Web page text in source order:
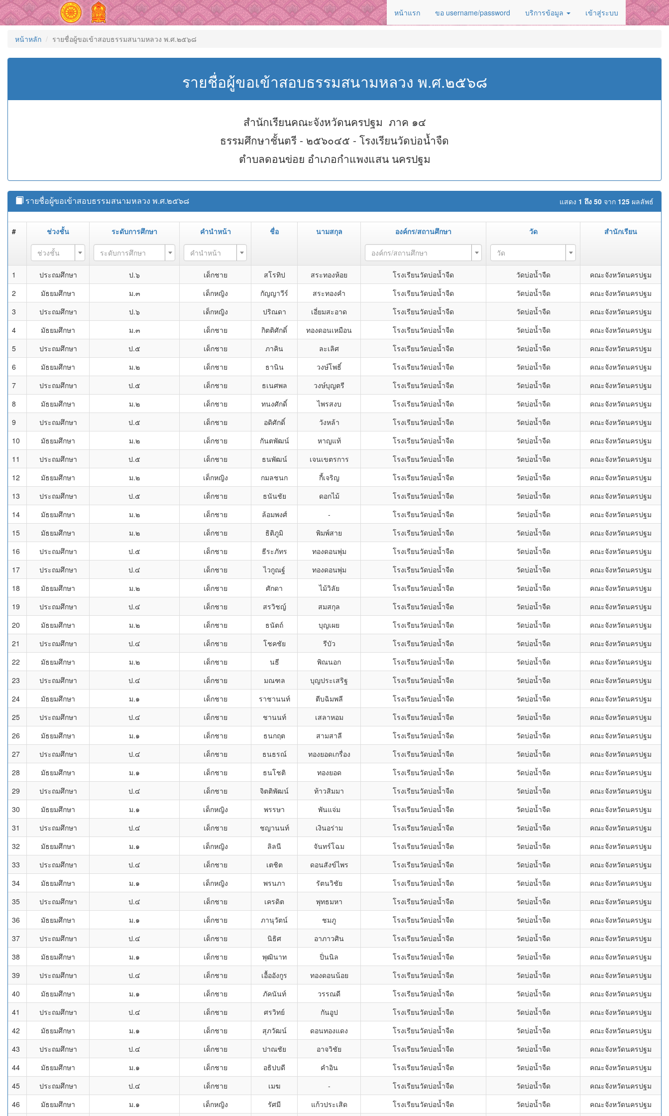
หน้าแรก ขอ username/password บริการข้อมูล เข้าสู่ระบบ
หน้าหลัก รายชื่อผู้ขอเข้าสอบธรรมสนามหลวง พ.ศ.๒๕๖๘
รายชื่อผู้ขอเข้าสอบธรรมสนามหลวง พ.ศ.๒๕๖๘
สำนักเรียนคณะจังหวัดนครปฐม ภาค ๑๔
ธรรมศึกษาชั้นตรี - ๒๕๖๐๔๕ - โรงเรียนวัดบ่อน้ำจืด
ตำบลดอนข่อย อำเภอกำแพงแสน นครปฐม
แสดง 1 ถึง 50 จาก 125 ผลลัพธ์
รายชื่อผู้ขอเข้าสอบธรรมสนามหลวง พ.ศ.๒๕๖๘
# ช่วงชั้น ระดับการศึกษา คำนำหน้า ชื่อ นามสกุล องค์กร/สถานศึกษา วัด สำนักเรียน
ช่วงชั้น ระดับการศึกษา คำนำหน้า องค์กร/สถานศึกษา วัด
1 ประถมศึกษา ป.๖ เด็กชาย สโรทิป สระทองห้อย โรงเรียนวัดบ่อน้ำจืด วัดบ่อน้ำจืด
คณะจังหวัดนครปฐม
2
มัธยมศึกษา ม.๓ เด็กหญิง กัญญาวีร์ สระทองคำ โรงเรียนวัดบ่อน้ำจืด วัดบ่อน้ำจืด
คณะจังหวัดนครปฐม
3
ประถมศึกษา ป.๖ เด็กหญิง ปริณดา เอี่ยมสะอาด โรงเรียนวัดบ่อน้ำจืด วัดบ่อน้ำจืด
คณะจังหวัดนครปฐม
4
มัธยมศึกษา ม.๓ เด็กชาย กิตติศักดิ์ ทองดอนเหมือน โรงเรียนวัดบ่อน้ำจืด วัดบ่อน้ำจืด
คณะจังหวัดนครปฐม
5
ประถมศึกษา ป.๕ เด็กชาย ภาคิน ละเลิศ โรงเรียนวัดบ่อน้ำจืด วัดบ่อน้ำจืด
คณะจังหวัดนครปฐม
6
มัธยมศึกษา ม.๒ เด็กชาย ธานิน วงษ์โพธิ์ โรงเรียนวัดบ่อน้ำจืด วัดบ่อน้ำจืด
คณะจังหวัดนครปฐม
7
ประถมศึกษา ป.๕ เด็กชาย ธเนศพล วงษ์บุญตรี โรงเรียนวัดบ่อน้ำจืด วัดบ่อน้ำจืด
คณะจังหวัดนครปฐม
8
มัธยมศึกษา ม.๒ เด็กชาย ทนงศักดิ์ ไพรสงบ โรงเรียนวัดบ่อน้ำจืด วัดบ่อน้ำจืด
คณะจังหวัดนครปฐม
9
ประถมศึกษา ป.๕ เด็กชาย อดิศักดิ์ วังหล้า โรงเรียนวัดบ่อน้ำจืด วัดบ่อน้ำจืด
คณะจังหวัดนครปฐม
10
มัธยมศึกษา ม.๒ เด็กชาย กันตพัฒน์ หาญแท้ โรงเรียนวัดบ่อน้ำจืด วัดบ่อน้ำจืด
คณะจังหวัดนครปฐม
11
ประถมศึกษา ป.๕ เด็กชาย ธนพัฒน์ เจนเขตรการ โรงเรียนวัดบ่อน้ำจืด วัดบ่อน้ำจืด
คณะจังหวัดนครปฐม
12
มัธยมศึกษา ม.๒ เด็กหญิง กมลชนก กี้เจริญ โรงเรียนวัดบ่อน้ำจืด วัดบ่อน้ำจืด
คณะจังหวัดนครปฐม
13
ประถมศึกษา ป.๕ เด็กชาย ธนันชัย ดอกไม้ โรงเรียนวัดบ่อน้ำจืด วัดบ่อน้ำจืด
คณะจังหวัดนครปฐม
14
มัธยมศึกษา ม.๒ เด็กชาย ล้อมพงศ์ - โรงเรียนวัดบ่อน้ำจืด วัดบ่อน้ำจืด
คณะจังหวัดนครปฐม
15
มัธยมศึกษา ม.๒ เด็กชาย ธิติภูมิ พิมพ์สาย โรงเรียนวัดบ่อน้ำจืด วัดบ่อน้ำจืด
คณะจังหวัดนครปฐม
16
ประถมศึกษา ป.๕ เด็กชาย ธีระภัทร ทองดอนพุ่ม โรงเรียนวัดบ่อน้ำจืด วัดบ่อน้ำจืด
คณะจังหวัดนครปฐม
17
ประถมศึกษา ป.๔ เด็กชาย ไวกูณฐ์ ทองดอนพุ่ม โรงเรียนวัดบ่อน้ำจืด วัดบ่อน้ำจืด
คณะจังหวัดนครปฐม
18
มัธยมศึกษา ม.๒ เด็กชาย ศักดา ไม้วิลัย โรงเรียนวัดบ่อน้ำจืด วัดบ่อน้ำจืด
คณะจังหวัดนครปฐม
19
ประถมศึกษา ป.๔ เด็กชาย สรวิชญ์ สมสกุล โรงเรียนวัดบ่อน้ำจืด วัดบ่อน้ำจืด
คณะจังหวัดนครปฐม
20
มัธยมศึกษา ม.๒ เด็กชาย ธนัตถ์ บุญเผย โรงเรียนวัดบ่อน้ำจืด วัดบ่อน้ำจืด
คณะจังหวัดนครปฐม
21
ประถมศึกษา ป.๔ เด็กชาย โชคชัย รีบัว โรงเรียนวัดบ่อน้ำจืด วัดบ่อน้ำจืด
คณะจังหวัดนครปฐม
22
มัธยมศึกษา ม.๒ เด็กชาย นธี พิณนอก โรงเรียนวัดบ่อน้ำจืด วัดบ่อน้ำจืด
คณะจังหวัดนครปฐม
23
ประถมศึกษา ป.๔ เด็กชาย มณฑล บุญประเสริฐ โรงเรียนวัดบ่อน้ำจืด วัดบ่อน้ำจืด
คณะจังหวัดนครปฐม
24
มัธยมศึกษา ม.๑ เด็กชาย ราชานนท์ ตีบฉิมพลี โรงเรียนวัดบ่อน้ำจืด วัดบ่อน้ำจืด
คณะจังหวัดนครปฐม
25
ประถมศึกษา ป.๔ เด็กชาย ชานนท์ เสลาหอม โรงเรียนวัดบ่อน้ำจืด วัดบ่อน้ำจืด
คณะจังหวัดนครปฐม
26
มัธยมศึกษา ม.๑ เด็กชาย ธนกฤต สามสาลี โรงเรียนวัดบ่อน้ำจืด วัดบ่อน้ำจืด
คณะจังหวัดนครปฐม
27
ประถมศึกษา ป.๔ เด็กชาย ธนธรณ์ ทองยอดเกรื่อง โรงเรียนวัดบ่อน้ำจืด วัดบ่อน้ำจืด
คณะจังหวัดนครปฐม
28
มัธยมศึกษา ม.๑ เด็กชาย ธนโชติ ทองยอด โรงเรียนวัดบ่อน้ำจืด วัดบ่อน้ำจืด
คณะจังหวัดนครปฐม
29
ประถมศึกษา ป.๔ เด็กชาย จิตติพัฒน์ ท้าวสิมมา โรงเรียนวัดบ่อน้ำจืด วัดบ่อน้ำจืด
คณะจังหวัดนครปฐม
30
มัธยมศึกษา ม.๑ เด็กหญิง พรรษา พันแจ่ม โรงเรียนวัดบ่อน้ำจืด วัดบ่อน้ำจืด
คณะจังหวัดนครปฐม
31
ประถมศึกษา ป.๔ เด็กชาย ชญานนท์ เงินอร่าม โรงเรียนวัดบ่อน้ำจืด วัดบ่อน้ำจืด
คณะจังหวัดนครปฐม
32
มัธยมศึกษา ม.๑ เด็กหญิง ลิลนี จันทร์โฉม โรงเรียนวัดบ่อน้ำจืด วัดบ่อน้ำจืด
คณะจังหวัดนครปฐม
33
ประถมศึกษา ป.๔ เด็กชาย เตชิต ดอนสังข์ไพร โรงเรียนวัดบ่อน้ำจืด วัดบ่อน้ำจืด
คณะจังหวัดนครปฐม
34
มัธยมศึกษา ม.๑ เด็กหญิง พรนภา รัตนวิชัย โรงเรียนวัดบ่อน้ำจืด วัดบ่อน้ำจืด
คณะจังหวัดนครปฐม
35
ประถมศึกษา ป.๔ เด็กชาย เครดิต พุทธมหา โรงเรียนวัดบ่อน้ำจืด วัดบ่อน้ำจืด
คณะจังหวัดนครปฐม
36
มัธยมศึกษา ม.๑ เด็กชาย ภานุวัตน์ ชมภู โรงเรียนวัดบ่อน้ำจืด วัดบ่อน้ำจืด
คณะจังหวัดนครปฐม
37
ประถมศึกษา ป.๔ เด็กชาย นิธิศ อาภาวศิน โรงเรียนวัดบ่อน้ำจืด วัดบ่อน้ำจืด
คณะจังหวัดนครปฐม
38
มัธยมศึกษา ม.๑ เด็กชาย พุฒินาท ปิ่นนิล โรงเรียนวัดบ่อน้ำจืด วัดบ่อน้ำจืด
คณะจังหวัดนครปฐม
39
ประถมศึกษา ป.๔ เด็กชาย เอื้ออังกูร ทองดอนน้อย โรงเรียนวัดบ่อน้ำจืด วัดบ่อน้ำจืด
คณะจังหวัดนครปฐม
40
มัธยมศึกษา ม.๑ เด็กชาย ภัคนันท์ วรรณดี โรงเรียนวัดบ่อน้ำจืด วัดบ่อน้ำจืด
คณะจังหวัดนครปฐม
41
ประถมศึกษา ป.๔ เด็กชาย ศรวิทย์ กันอูป โรงเรียนวัดบ่อน้ำจืด วัดบ่อน้ำจืด
คณะจังหวัดนครปฐม
42
มัธยมศึกษา ม.๑ เด็กชาย สุภวัฒน์ ดอนทองแดง โรงเรียนวัดบ่อน้ำจืด วัดบ่อน้ำจืด
คณะจังหวัดนครปฐม
43
ประถมศึกษา ป.๔ เด็กชาย ปาณชัย อาจวิชัย โรงเรียนวัดบ่อน้ำจืด วัดบ่อน้ำจืด
คณะจังหวัดนครปฐม
44
มัธยมศึกษา ม.๑ เด็กชาย อธิปบดี คำอิน โรงเรียนวัดบ่อน้ำจืด วัดบ่อน้ำจืด
คณะจังหวัดนครปฐม
45
ประถมศึกษา ป.๔ เด็กชาย เมฆ - โรงเรียนวัดบ่อน้ำจืด วัดบ่อน้ำจืด
คณะจังหวัดนครปฐม
46
มัธยมศึกษา ม.๑ เด็กหญิง รัศมี แก้วประเสิด โรงเรียนวัดบ่อน้ำจืด วัดบ่อน้ำจืด คณะจังหวัดนครปฐม